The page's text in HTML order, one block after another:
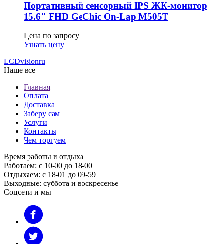
Портативный сенсорный IPS ЖК-монитор
15.6" FHD GeСhic On-Lap M505T
Цена по запросу
Узнать цену
LCDvisionru
Наше все
Главная
Оплата
Доставка
Заберу сам
Услуги
Контакты
Чем торгуем
Время работы и отдыха
Работаем: с 10-00 до 18-00
Отдыхаем: с 18-01 до 09-59
Выходные: суббота и воскресенье
Соцсети и мы